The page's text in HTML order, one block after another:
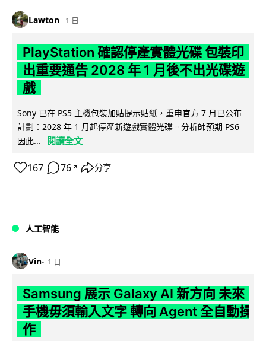
Lawton 1 日
PlayStation 確認停產實體光碟 包裝印
出重要通告 2028 年 1 月後不出光碟遊
戲
Sony 已在 PS5 主機包裝加貼提示貼紙，重申官方 7 月已公布
計劃：2028 年 1 月起停產新遊戲實體光碟。分析師預期 PS6
因此...
閱讀全文
167 76 ↗ 分享
人工智能
Vin 1 日
Samsung 展示 Galaxy AI 新方向 未來
手機毋須輸入文字 轉向 Agent 全自動操
作